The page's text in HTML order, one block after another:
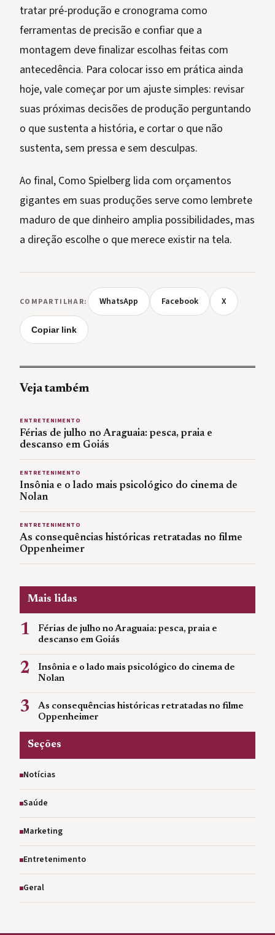
tratar pré-produção e cronograma como
ferramentas de precisão e confiar que a
montagem deve finalizar escolhas feitas com
antecedência. Para colocar isso em prática ainda
hoje, vale começar por um ajuste simples: revisar
suas próximas decisões de produção perguntando
o que sustenta a história, e cortar o que não
sustenta, sem pressa e sem desculpas.
Ao final, Como Spielberg lida com orçamentos
gigantes em suas produções serve como lembrete
maduro de que dinheiro amplia possibilidades, mas
a direção escolhe o que merece existir na tela.
COMPARTILHAR: WhatsApp Facebook X
Copiar link
Veja também
ENTRETENIMENTO
Férias de julho no Araguaia: pesca, praia e
descanso em Goiás
ENTRETENIMENTO
Insônia e o lado mais psicológico do cinema de
Nolan
ENTRETENIMENTO
As consequências históricas retratadas no filme
Oppenheimer
Mais lidas
1
Férias de julho no Araguaia: pesca, praia e
descanso em Goiás
2
Insônia e o lado mais psicológico do cinema de
Nolan
3
As consequências históricas retratadas no filme
Oppenheimer
Seções
Notícias
Saúde
Marketing
Entretenimento
Geral